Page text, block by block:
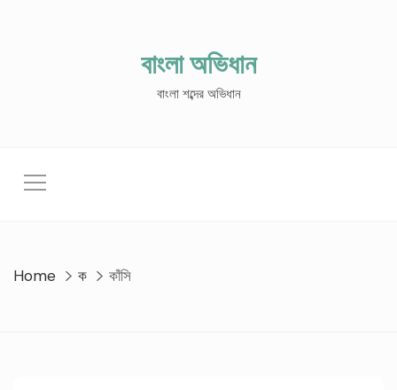
বাংলা অভিধান
বাংলা শব্দের অভিধান
Home ক কাঁসি